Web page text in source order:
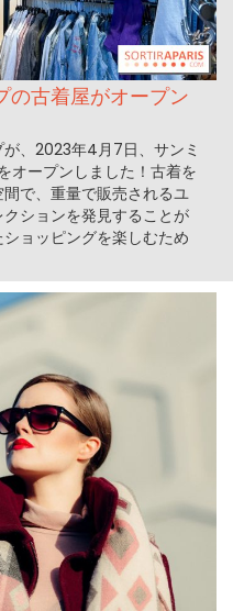
の古着屋がオープン
、2023年4月7日、サンミ
オープンしました！古着を
で、重量で販売されるユ
ションを発見することが
ョッピングを楽しむため